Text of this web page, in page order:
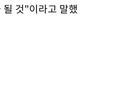
될 것"이라고 말했